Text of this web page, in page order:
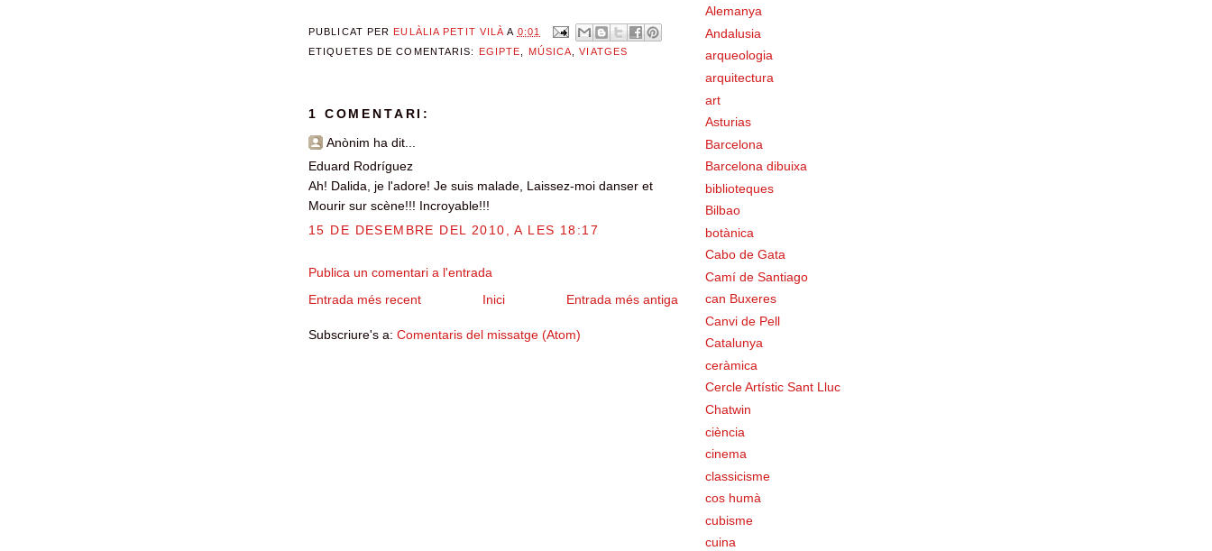
PUBLICAT PER EULÀLIA PETIT VILÀ A 0:01
ETIQUETES DE COMENTARIS:
EGIPTE MÚSICA ,VIATGES
1 COMENTARI:
Anònim ha dit...
Eduard Rodríguez
Ah! Dalida, je l'adore! Je suis malade, Laissez-moi danser et
Mourir sur scène!!! Incroyable!!!
15 DE DESEMBRE DEL 2010, A LES 18:17
Publica un comentari a l'entrada
Entrada més recent
Entrada més antiga
Inici
Subscriure's a: Comentaris del missatge (Atom)
Alemanya
Andalusia
arqueologia
arquitectura
art
Asturias
Barcelona
Barcelona dibuixa
biblioteques
Bilbao
botànica
Cabo de Gata
Camí de Santiago
can Buxeres
Canvi de Pell
Catalunya
ceràmica
Cercle Artístic Sant Lluc
Chatwin
ciència
cinema
classicisme
cos humà
cubisme
cuina